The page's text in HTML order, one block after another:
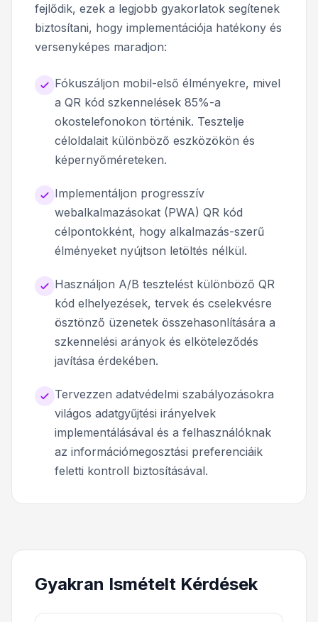
fejlődik, ezek a legjobb gyakorlatok segítenek
biztosítani, hogy implementációja hatékony és
versenyképes maradjon:
Fókuszáljon mobil-első élményekre, mivel
a QR kód szkennelések 85%-a
okostelefonokon történik. Tesztelje
céloldalait különböző eszközökön és
képernyőméreteken.
Implementáljon progresszív
webalkalmazásokat (PWA) QR kód
célpontokként, hogy alkalmazás-szerű
élményeket nyújtson letöltés nélkül.
Használjon A/B tesztelést különböző QR
kód elhelyezések, tervek és cselekvésre
ösztönző üzenetek összehasonlítására a
szkennelési arányok és elköteleződés
javítása érdekében.
Tervezzen adatvédelmi szabályozásokra
világos adatgyűjtési irányelvek
implementálásával és a felhasználóknak
az információmegosztási preferenciáik
feletti kontroll biztosításával.
Gyakran Ismételt Kérdések